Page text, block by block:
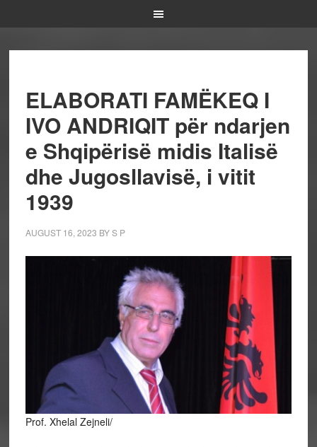
ELABORATI FAMËKEQ I
IVO ANDRIQIT për ndarjen
e Shqipërisë midis Italisë
dhe Jugosllavisë, i vitit
1939
AUGUST 16, 2023 BYS P
Prof. Xhelal Zejneli/